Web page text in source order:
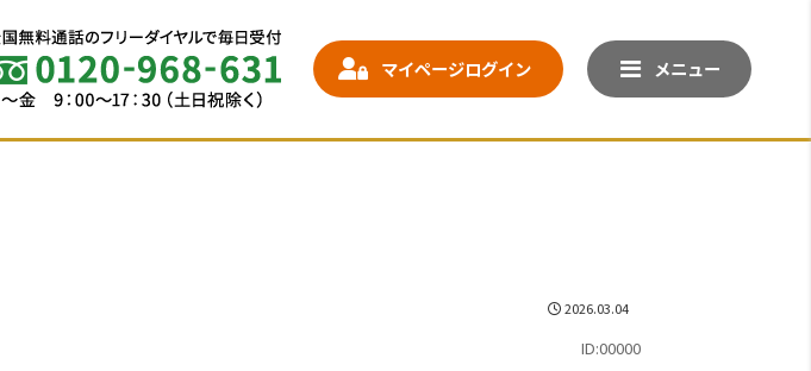
マイページログイン メニュー
2026.03.04
ID:00000